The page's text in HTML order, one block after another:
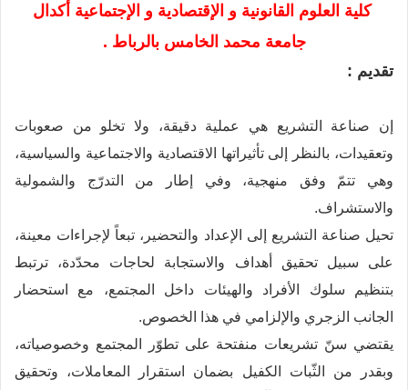
كلية العلوم القانونية و الإقتصادية و الإجتماعية أكدال
جامعة محمد الخامس بالرباط .
تقديم :
إن صناعة التشريع هي عملية دقيقة، ولا تخلو من صعوبات
وتعقيدات، بالنظر إلى تأثيراتها الاقتصادية والاجتماعية والسياسية،
وهي تتمّ وفق منهجية، وفي إطار من التدرّج والشمولية
والاستشراف.
تحيل صناعة التشريع إلى الإعداد والتحضير، تبعاً لإجراءات معينة،
على سبيل تحقيق أهداف والاستجابة لحاجات محدّدة، ترتبط
بتنظيم سلوك الأفراد والهيئات داخل المجتمع، مع استحضار
الجانب الزجري والإلزامي في هذا الخصوص.
يقتضي سنّ تشريعات منفتحة على تطوّر المجتمع وخصوصياته،
وبقدر من الثّبات الكفيل بضمان استقرار المعاملات، وتحقيق